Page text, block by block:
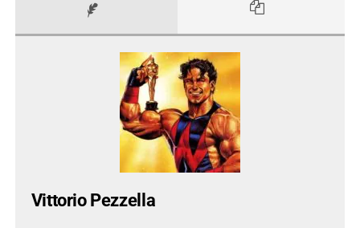
Vittorio Pezzella